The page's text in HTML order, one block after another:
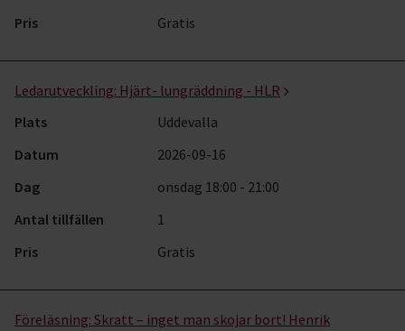
Pris
Gratis
Ledarutveckling: Hjärt- lungräddning - HLR
Plats
Uddevalla
Datum
2026-09-16
Dag
onsdag 18:00 - 21:00
Antal tillfällen
1
Pris
Gratis
Föreläsning: Skratt – inget man skojar bort! Henrik